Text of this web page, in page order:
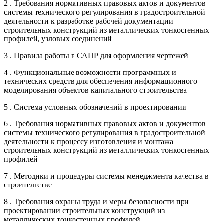
2 . Требования нормативных правовых актов и документов
системы технического регулирования в градостроительной
деятельности к разработке рабочей документации
строительных конструкций из металлических тонкостенных
профилей, узловых соединений
3 . Правила работы в САПР для оформления чертежей
4 . Функциональные возможности программных и
технических средств для обеспечения информационного
моделирования объектов капитального строительства
5 . Система условных обозначений в проектировании
6 . Требования нормативных правовых актов и документов
системы технического регулирования в градостроительной
деятельности к процессу изготовления и монтажа
строительных конструкций из металлических тонкостенных
профилей
7 . Методики и процедуры системы менеджмента качества в
строительстве
8 . Требования охраны труда и меры безопасности при
проектировании строительных конструкций из
металлических тонкостенных профилей